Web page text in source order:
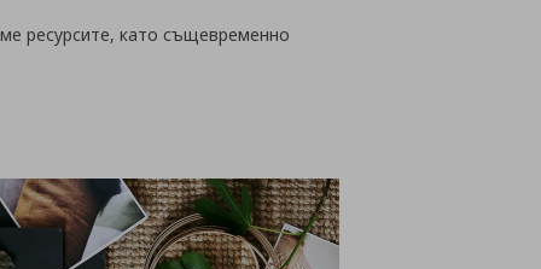
ресурсите, като същевременно